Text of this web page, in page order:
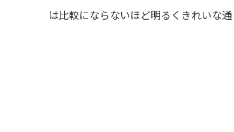
は比較にならないほど明るくきれいな